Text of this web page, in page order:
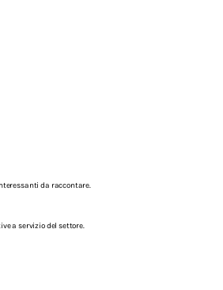
da raccontare.
a servizio del settore.